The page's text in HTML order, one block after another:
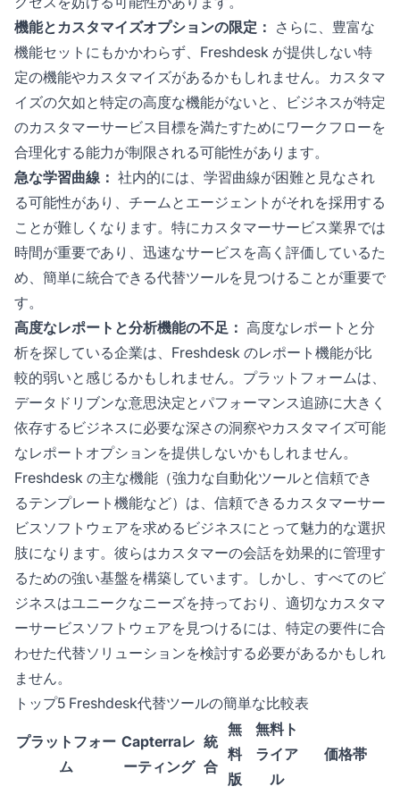
機能とカスタマイズオプションの限定： さらに、豊富な
機能セットにもかかわらず、Freshdesk が提供しない特
定の機能やカスタマイズがあるかもしれません。カスタマ
イズの欠如と特定の高度な機能がないと、ビジネスが特定
のカスタマーサービス目標を満たすためにワークフローを
合理化する能力が制限される可能性があります。
急な学習曲線： 社内的には、学習曲線が困難と見なされ
る可能性があり、チームとエージェントがそれを採用する
ことが難しくなります。特にカスタマーサービス業界では
時間が重要であり、迅速なサービスを高く評価しているた
め、簡単に統合できる代替ツールを見つけることが重要で
す。
高度なレポートと分析機能の不足： 高度なレポートと分
析を探している企業は、Freshdesk のレポート機能が比
較的弱いと感じるかもしれません。プラットフォームは、
データドリブンな意思決定とパフォーマンス追跡に大きく
依存するビジネスに必要な深さの洞察やカスタマイズ可能
なレポートオプションを提供しないかもしれません。
Freshdesk の主な機能（強力な自動化ツールと信頼でき
るテンプレート機能など）は、信頼できるカスタマーサー
ビスソフトウェアを求めるビジネスにとって魅力的な選択
肢になります。彼らはカスタマーの会話を効果的に管理す
るための強い基盤を構築しています。しかし、すべてのビ
ジネスはユニークなニーズを持っており、適切なカスタマ
ーサービスソフトウェアを見つけるには、特定の要件に合
わせた代替ソリューションを検討する必要があるかもしれ
ません。
トップ5 Freshdesk代替ツールの簡単な比較表
プラットフォー
ム
Capterraレ
ーティング
統
合
無
料
版
無料ト
ライア
ル
価格帯